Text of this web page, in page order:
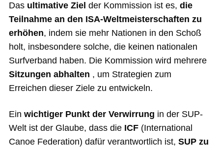
Dasultimative Ziel der Kommission ist es, die
Teilnahme an den ISA-Weltmeisterschaften zu
erhöhen, indem sie mehr Nationen in den Schoß
holt, insbesondere solche, die keinen nationalen
Surfverband haben. Die Kommission wird mehrere
Sitzungen abhalten , um Strategien zum
Erreichen dieser Ziele zu entwickeln.
Ein wichtiger Punkt der Verwirrung in der SUP-
Welt ist der Glaube, dass die ICF(International
Canoe Federation) dafür verantwortlich ist, SUP zu